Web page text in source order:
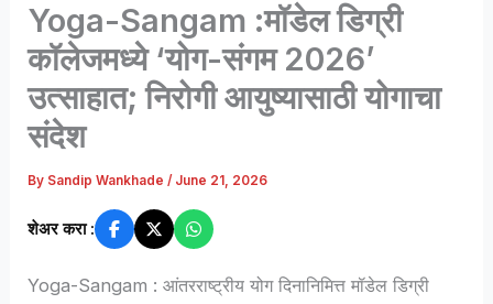
Yoga-Sangam :मॉडेल डिग्री
कॉलेजमध्ये ‘योग-संगम 2026’
उत्साहात; निरोगी आयुष्यासाठी योगाचा
संदेश
By Sandip Wankhade/ June 21, 2026
शेअर करा :
Yoga-Sangam : आंतरराष्ट्रीय योग दिनानिमित्त मॉडेल डिग्री